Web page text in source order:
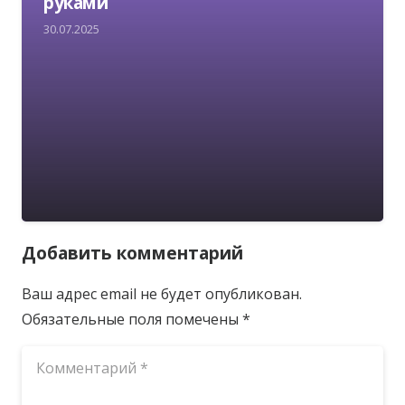
30.07.2025
Добавить комментарий
Ваш адрес email не будет опубликован.
Обязательные поля помечены *